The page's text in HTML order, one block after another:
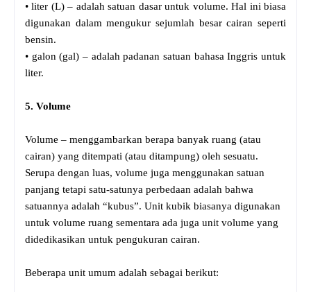
• liter (L) – adalah satuan dasar untuk volume. Hal ini biasa
digunakan dalam mengukur sejumlah besar cairan seperti
bensin.
• galon (gal) – adalah padanan satuan bahasa Inggris untuk
liter.
5. Volume
Volume – menggambarkan berapa banyak ruang (atau
cairan) yang ditempati (atau ditampung) oleh sesuatu.
Serupa dengan luas, volume juga menggunakan satuan
panjang tetapi satu-satunya perbedaan adalah bahwa
satuannya adalah “kubus”. Unit kubik biasanya digunakan
untuk volume ruang sementara ada juga unit volume yang
didedikasikan untuk pengukuran cairan.
Beberapa unit umum adalah sebagai berikut: